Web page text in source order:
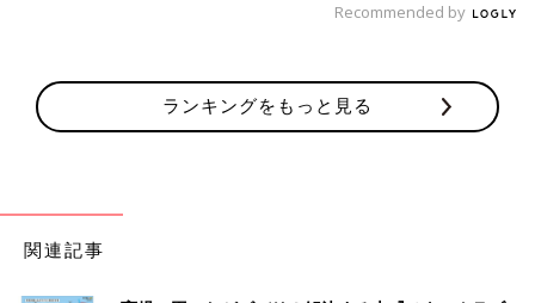
Recommended by
ランキングをもっと見る
関連記事